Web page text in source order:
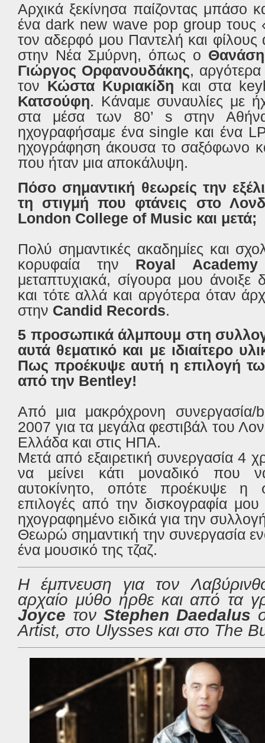
Αρχικά ξεκίνησα παίζοντας μπάσο
ένα dark new wave pop group τους
τον αδερφό μου Παντελή και φίλους
στην Νέα Σμύρνη, όπως ο
Γιώργος Ορφανουδάκης,
τον Κώστα Κυριακίδη και στα
Κατσούφη. Κάναμε συναυλίες με
στα μέσα των 80’ s στην
ηχογραφήσαμε ένα single και ένα
ηχογράφηση άκουσα το σαξόφωνο
που ήταν μια αποκάλυψη.
Πόσο σημαντική θεωρείς την
τη στιγμή που φτάνεις στο
London College of Music και μετά;
Πολύ σημαντικές ακαδημίες και
κορυφαία την Royal Academy
μεταπτυχιακά, σίγουρα μου άνοιξε
και τότε αλλά και αργότερα όταν
στην Candid Records.
5 προσωπικά άλμπουμ στη
αυτά θεματικό και με ιδιαίτερο
Πως προέκυψε αυτή η επιλογή
από την Bentley!
Από μια μακρόχρονη συνεργασία/
2007 για τα μεγάλα φεστιβάλ του
Ελλάδα και στις ΗΠΑ.
Μετά από εξαιρετική συνεργασία 4
να μείνει κάτι μοναδικό που
αυτοκίνητο, οπότε προέκυψε η
επιλογές από την δισκογραφία μου
ηχογραφημένο ειδικά για την
Θεωρώ σημαντική την συνεργασία
ένα μουσικό της τζαζ.
Η έμπνευση για τον
αρχαίο μύθο ήρθε και από τα
Joyce τον Stephen Daedalus
Artist, στο Ulysses και στο The